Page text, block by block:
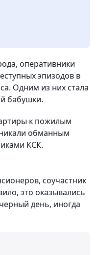
оперативники
эпизодов в
Одним из них стала
бабушки.
к пожилым
обманным
КСК.
соучастник
это оказывались
день, иногда